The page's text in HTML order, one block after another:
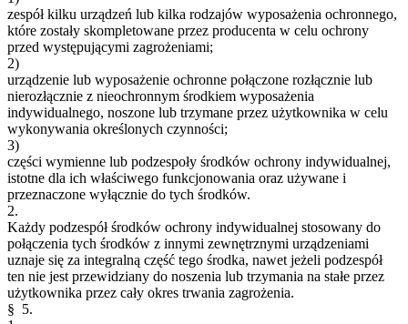
zespół kilku urządzeń lub kilka rodzajów wyposażenia ochronnego,
które zostały skompletowane przez producenta w celu ochrony
przed występującymi zagrożeniami;
2)
urządzenie lub wyposażenie ochronne połączone rozłącznie lub
nierozłącznie z nieochronnym środkiem wyposażenia
indywidualnego, noszone lub trzymane przez użytkownika w celu
wykonywania określonych czynności;
3)
części wymienne lub podzespoły środków ochrony indywidualnej,
istotne dla ich właściwego funkcjonowania oraz używane i
przeznaczone wyłącznie do tych środków.
2.
Każdy podzespół środków ochrony indywidualnej stosowany do
połączenia tych środków z innymi zewnętrznymi urządzeniami
uznaje się za integralną część tego środka, nawet jeżeli podzespół
ten nie jest przewidziany do noszenia lub trzymania na stałe przez
użytkownika przez cały okres trwania zagrożenia.
§ 5.